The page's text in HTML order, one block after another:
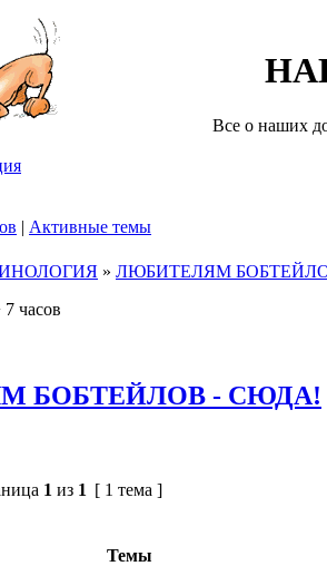
Все о наших
| Активные темы
» ЛЮБИТЕЛЯМ
часов
БОБТЕЙЛОВ - СЮДА!
1 из 1 [ 1 тема ]
Темы